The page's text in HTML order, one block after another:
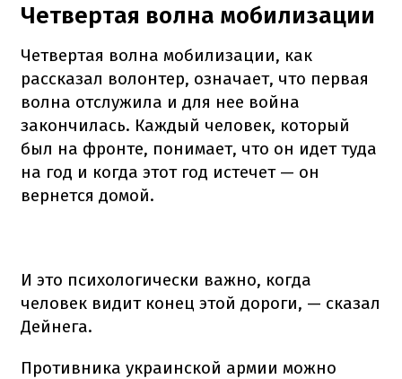
Четвертая волна мобилизации
Четвертая волна мобилизации, как
рассказал волонтер, означает, что первая
волна отслужила и для нее война
закончилась. Каждый человек, который
был на фронте, понимает, что он идет туда
на год и когда этот год истечет — он ​​
вернется домой.
И это психологически важно, когда
человек видит конец этой дороги, — сказал
Дейнега.
Противника украинской армии можно